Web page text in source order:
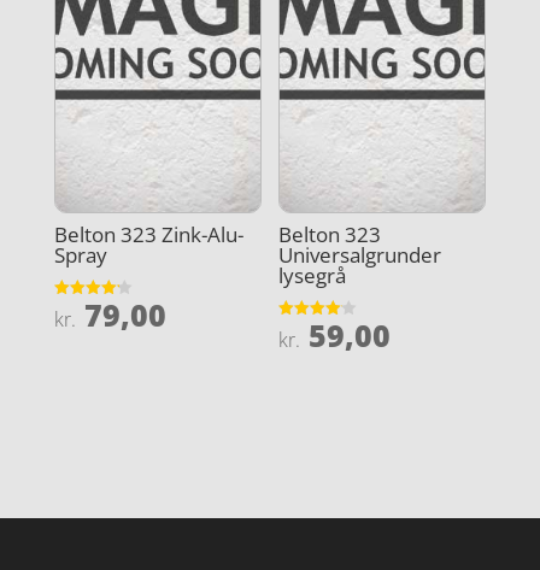
Belton 323 Zink-Alu-
Spray
Vurderet
4.2
kr. 79,00
Belton 323
Universalgrunder
lysegrå
Vurderet
4.1
kr. 59,00